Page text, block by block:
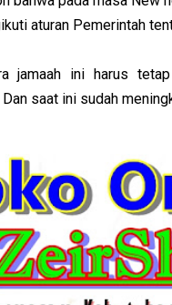
aturan Pemerintah
jamaah ini harus
saat ini sudah